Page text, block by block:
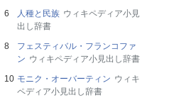
人種と民族 ウィキペディア小見
出し辞書
フェスティバル・フランコファ
ン ウィキペディア小見出し辞書
モニク・オーバーティン ウィキ
ペディア小見出し辞書